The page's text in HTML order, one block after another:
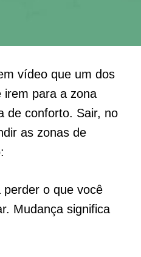
vídeo que um dos
irem para a zona
de conforto. Sair, no
as zonas de
perder o que você
Mudança significa